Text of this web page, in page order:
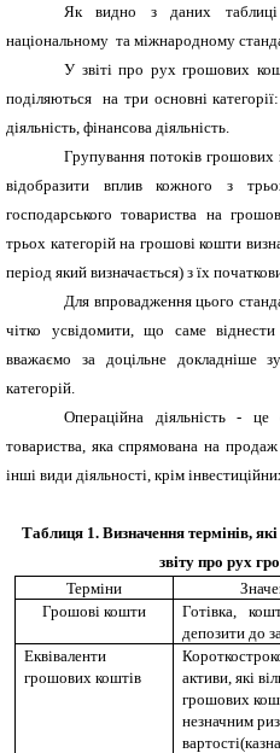
Як видно з даних
національному та міжнародному
У звіті про рух грошових
поділяються на три основні
діяльність, фінансова діяльність.
Групування потоків грошових
відобразити вплив кожного з
господарського товариства на
трьох категорій на грошові кошти
період який визначається) з їх
Для впровадження цього
чітко усвідомити, що саме
вважаємо за доцільне докладніше
категорій.
Операційна діяльність - це
товариства, яка спрямована на
інші види діяльності, крім
Таблиця 1. Визначення термінів,
звіту про рух
Терміни
Грошові кошти
Готівка,
депозити до
Еквіваленти
грошових коштів
активи, які
грошових
незначним